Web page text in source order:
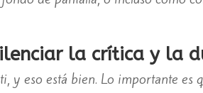
la crítica y la
y eso está bien. Lo importante es